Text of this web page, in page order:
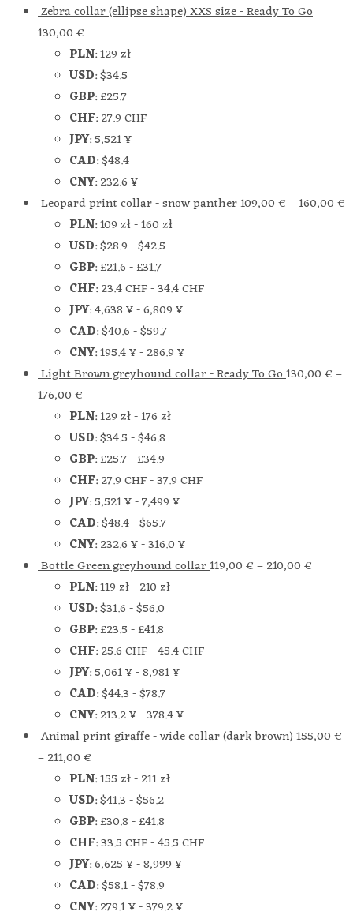
Zebra collar (ellipse shape) XXS size - Ready To Go
130,00€
PLN:129 zł
USD:$34.5
GBP:£25.7
CHF:27.9 CHF
JPY:5,521 ¥
CAD:$48.4
CNY:232.6 ¥
Leopard print collar - snow panther109,00€–160,00€
PLN:109 zł-160 zł
USD:$28.9-$42.5
GBP:£21.6-£31.7
CHF:23.4 CHF-34.4 CHF
JPY:4,638 ¥-6,809 ¥
CAD:$40.6-$59.7
CNY:195.4 ¥-286.9 ¥
Light Brown greyhound collar - Ready To Go130,00€–
176,00€
PLN:129 zł-176 zł
USD:$34.5-$46.8
GBP:£25.7-£34.9
CHF:27.9 CHF-37.9 CHF
JPY:5,521 ¥-7,499 ¥
CAD:$48.4-$65.7
CNY:232.6 ¥-316.0 ¥
Bottle Green greyhound collar119,00€–210,00€
PLN:119 zł-210 zł
USD:$31.6-$56.0
GBP:£23.5-£41.8
CHF:25.6 CHF-45.4 CHF
JPY:5,061 ¥-8,981 ¥
CAD:$44.3-$78.7
CNY:213.2 ¥-378.4 ¥
Animal print giraffe - wide collar (dark brown)155,00€
–211,00€
PLN:155 zł-211 zł
USD:$41.3-$56.2
GBP:£30.8-£41.8
CHF:33.5 CHF-45.5 CHF
JPY:6,625 ¥-8,999 ¥
CAD:$58.1-$78.9
CNY:279.1 ¥-379.2 ¥